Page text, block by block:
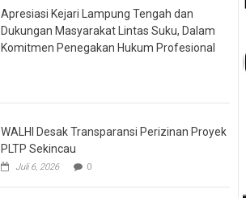
Apresiasi Kejari Lampung Tengah dan
Dukungan Masyarakat Lintas Suku, Dalam
Komitmen Penegakan Hukum Profesional
WALHI Desak Transparansi Perizinan Proyek
PLTP Sekincau
Juli 6, 2026 0